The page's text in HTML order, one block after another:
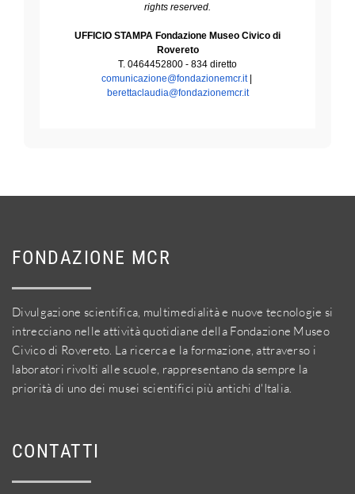
rights reserved.
UFFICIO STAMPA Fondazione Museo Civico di
Rovereto
T. 0464452800 - 834 diretto
comunicazione@fondazionemcr.it
berettaclaudia@fondazionemcr.it
FONDAZIONE MCR
Divulgazione scientifica, multimedialità e nuove tecnologie si
intrecciano nelle attività quotidiane della Fondazione Museo
Civico di Rovereto. La ricerca e la formazione, attraverso i
laboratori rivolti alle scuole, rappresentano da sempre la
priorità di uno dei musei scientifici più antichi d'Italia.
CONTATTI